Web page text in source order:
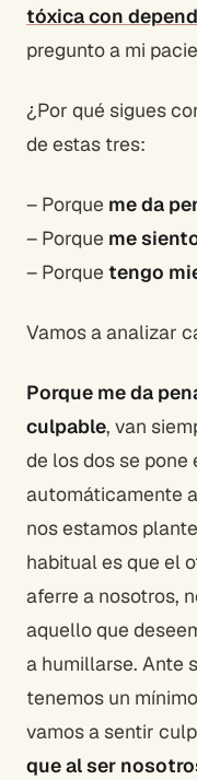
tóxica con
pregunto a mi
¿Por qué sigues
de estas tres:
– Porque me da
– Porque me
– Porque tengo
Vamos a analizar
Porque me da
culpable, van
de los dos se pone
automáticamente
nos estamos
habitual es que el
aferre a nosotros,
aquello que
a humillarse. Ante
tenemos un
vamos a sentir
que al ser